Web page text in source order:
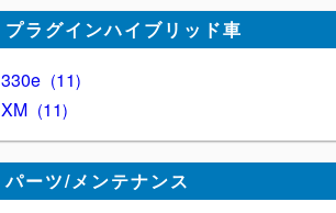
プラグインハイブリッド車
330e
11
XM
11
パーツ/メンテナンス